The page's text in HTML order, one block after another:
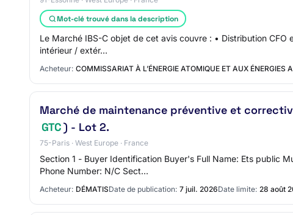
Mot-clé trouvé dans la description
Le Marché IBS-C objet de cet avis couvre : • Distribution
intérieur / extér…
Acheteur: COMMISSARIAT À L’ÉNERGIE ATOMIQUE ET AUX ÉNERGIES
Marché de maintenance préventive et
GTC) - Lot 2.
75-Paris · West Europe · France
Section 1 - Buyer Identification Buyer's Full Name: Ets public
Phone Number: N/C Sect…
Acheteur: DÉMATISDate de publication: 7 juil. 2026Date limite: 28 août